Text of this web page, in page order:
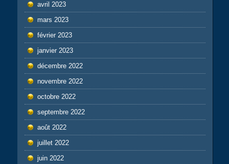
avril 2023
mars 2023
février 2023
janvier 2023
décembre 2022
novembre 2022
octobre 2022
septembre 2022
août 2022
juillet 2022
juin 2022